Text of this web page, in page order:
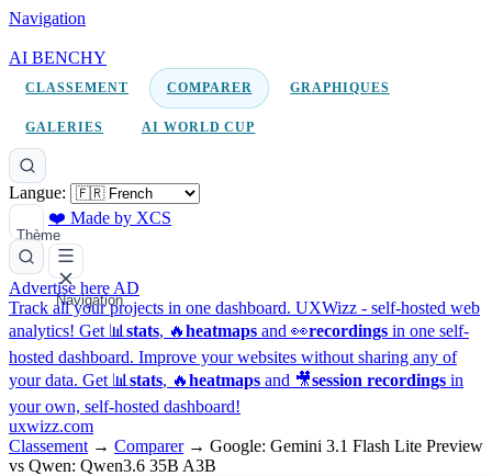
Navigation
AI BENCHY
CLASSEMENT COMPARER GRAPHIQUES
GALERIES AI WORLD CUP
Langue:
Thème
❤️ Made by XCS
Navigation
Advertise here AD
Track all your projects in one dashboard. UXWizz - self-hosted web
analytics! Get 📊 stats, 🔥heatmaps and 👀recordings in one self-
hosted dashboard. Improve your websites without sharing any of
your data. Get 📊 stats, 🔥heatmaps and 🎥session recordings in
your own, self-hosted dashboard!
uxwizz.com
Classement → Comparer → Google: Gemini 3.1 Flash Lite Preview
vs Qwen: Qwen3.6 35B A3B